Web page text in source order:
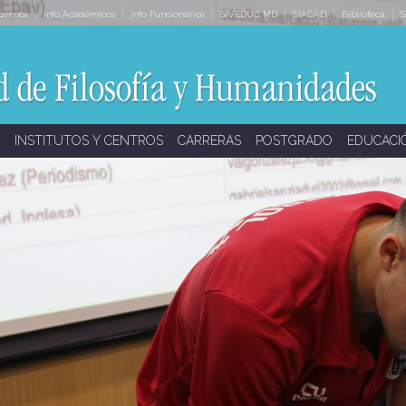
Info Académicos Info Funcionarios SIVEDUC MD SIACAD Biblioteca
INSTITUTOS Y CENTROS CARRERAS POSTGRADO